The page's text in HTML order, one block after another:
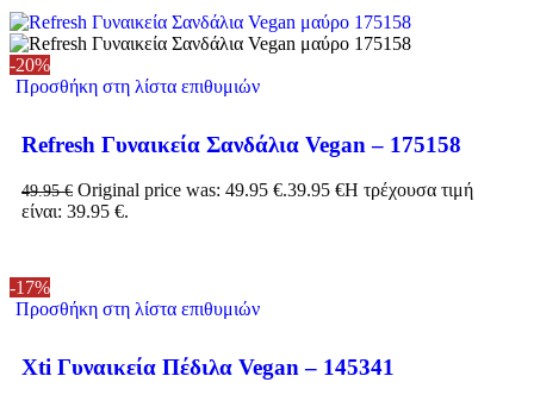
-20%
Προσθήκη στη λίστα επιθυμιών
Refresh Γυναικεία Σανδάλια Vegan – 175158
49.95€ Original price was: 49.95 €.39.95 €Η τρέχουσα τιμή
είναι: 39.95 €.
-17%
Προσθήκη στη λίστα επιθυμιών
Xti Γυναικεία Πέδιλα Vegan – 145341